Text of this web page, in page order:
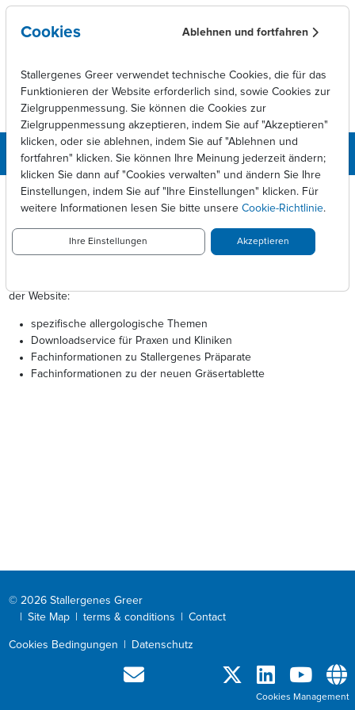
Skip to main content
DOCCHECK
Sie haben einen Bereich angewählt, der Informationen über
verschreibungspflichtige Arzneimittel enthält. Nach Bestimmungen
des Arzneimittelwerbegesetzes (AMG) dürfen diese Informationen
der Website:
spezifische allergologische Themen
Downloadservice für Praxen und Kliniken
Fachinformationen zu Stallergenes Präparate
Fachinformationen zu der neuen Gräsertablette
© 2026 Stallergenes Greer
Site Map terms & conditions Contact
Cookies Bedingungen Datenschutz
Cookies Ablehnen und fortfahren
Stallergenes Greer verwendet technische Cookies, die für das
Funktionieren der Website erforderlich sind, sowie Cookies zur
Zielgruppenmessung. Sie können die Cookies zur
Zielgruppenmessung akzeptieren, indem Sie auf "Akzeptieren"
klicken, oder sie ablehnen, indem Sie auf "Ablehnen und
fortfahren" klicken. Sie können Ihre Meinung jederzeit ändern;
klicken Sie dann auf "Cookies verwalten" und ändern Sie Ihre
Einstellungen, indem Sie auf "Ihre Einstellungen" klicken. Für
weitere Informationen lesen Sie bitte unsere Cookie-Richtlinie.
Ihre Einstellungen Akzeptieren
Cookies Management